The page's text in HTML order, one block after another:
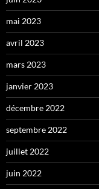
mai 2023
avril 2023
mars 2023
janvier 2023
décembre 2022
septembre 2022
juillet 2022
juin 2022